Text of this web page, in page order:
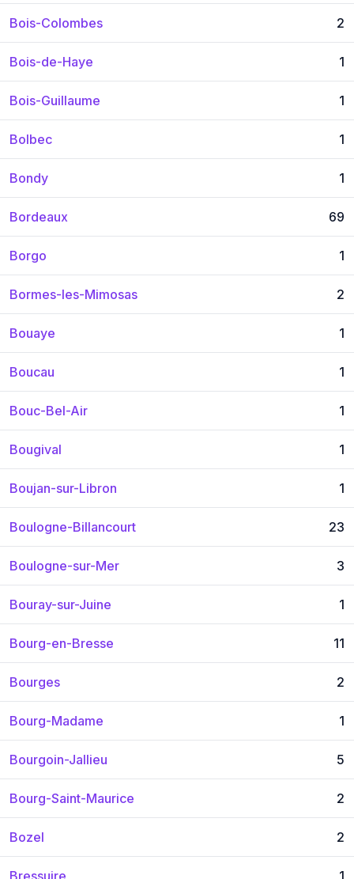
Bois-Colombes 2
Bois-de-Haye 1
Bois-Guillaume 1
Bolbec 1
Bondy 1
Bordeaux 69
Borgo 1
Bormes-les-Mimosas 2
Bouaye 1
Boucau 1
Bouc-Bel-Air 1
Bougival 1
Boujan-sur-Libron 1
Boulogne-Billancourt 23
Boulogne-sur-Mer 3
Bouray-sur-Juine 1
Bourg-en-Bresse 11
Bourges 2
Bourg-Madame 1
Bourgoin-Jallieu 5
Bourg-Saint-Maurice 2
Bozel 2
Bressuire 1